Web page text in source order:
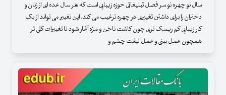
سال نو چهره نو سر فصل تبلیغاتی حوزه زیبایی است که هر سال عده ای از زنان و
دختران را برای داشتن تغییری در چهره ترغیب می کند. این تغییر می تواند از یک
کار زیبایی کم ریسک تری چون کاشت ناخن و مژه آغاز شود تا تغییرات کلی تر
همچون عمل بینی و عمل لیفت چشم و